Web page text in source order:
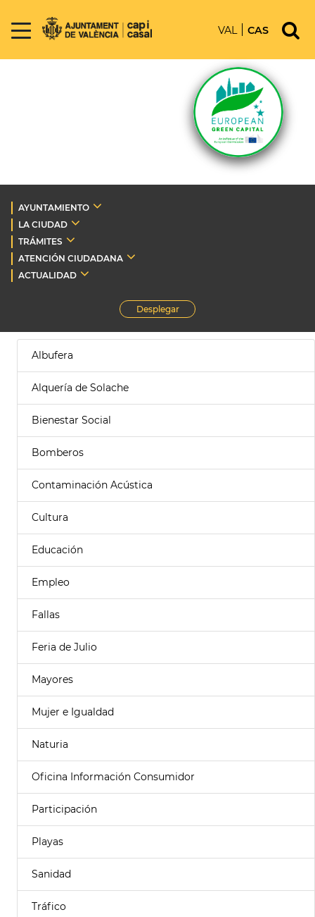
VAL CAS
AYUNTAMIENTO
LA CIUDAD
TRÁMITES
ATENCIÓN CIUDADANA
ACTUALIDAD
Desplegar
Albufera
Alquería de Solache
Bienestar Social
Bomberos
Contaminación Acústica
Cultura
Educación
Empleo
Fallas
Feria de Julio
Mayores
Mujer e Igualdad
Naturia
Oficina Información Consumidor
Participación
Playas
Sanidad
Tráfico